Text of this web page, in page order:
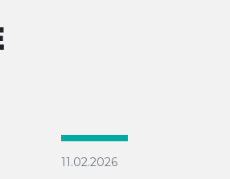
11.02.2026